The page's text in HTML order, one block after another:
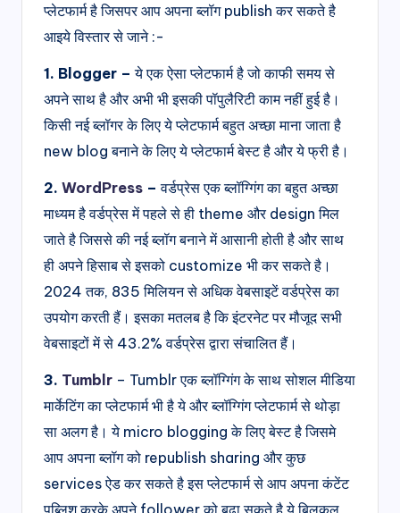
प्लेटफार्म है जिसपर आप अपना ब्लॉग publish कर सकते है
आइये विस्तार से जाने :-
1. Blogger – ये एक ऐसा प्लेटफार्म है जो काफी समय से
अपने साथ है और अभी भी इसकी पॉपुलैरिटी काम नहीं हुई है।
किसी नई ब्लॉगर के लिए ये प्लेटफार्म बहुत अच्छा माना जाता है
new blog बनाने के लिए ये प्लेटफार्म बेस्ट है और ये फ्री है।
2. WordPress – वर्डप्रेस एक ब्लॉग्गिंग का बहुत अच्छा
माध्यम है वर्डप्रेस में पहले से ही theme और design मिल
जाते है जिससे की नई ब्लॉग बनाने में आसानी होती है और साथ
ही अपने हिसाब से इसको customize भी कर सकते है।
2024 तक, 835 मिलियन से अधिक वेबसाइटें वर्डप्रेस का
उपयोग करती हैं। इसका मतलब है कि इंटरनेट पर मौजूद सभी
वेबसाइटों में से 43.2% वर्डप्रेस द्वारा संचालित हैं।
3. Tumblr – Tumblr एक ब्लॉग्गिंग के साथ सोशल मीडिया
मार्केटिंग का प्लेटफार्म भी है ये और ब्लॉग्गिंग प्लेटफार्म से थोड़ा
सा अलग है। ये micro blogging के लिए बेस्ट है जिसमे
आप अपना ब्लॉग को republish sharing और कुछ
services ऐड कर सकते है इस प्लेटफार्म से आप अपना कंटेंट
पब्लिश करके अपने follower को बढ़ा सकते है ये बिलकुल